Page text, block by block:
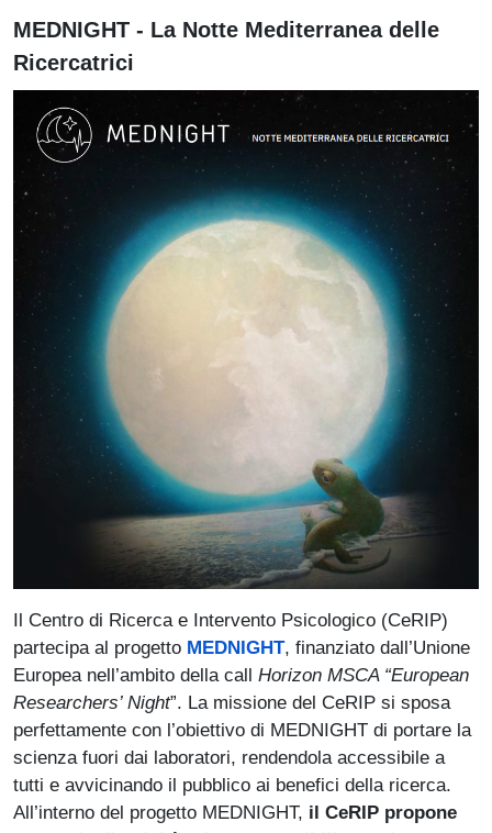
MEDNIGHT - La Notte Mediterranea delle
Ricercatrici
Immagine
Il Centro di Ricerca e Intervento Psicologico (CeRIP)
partecipa al progetto MEDNIGHT, finanziato dall’Unione
Europea nell’ambito della call Horizon MSCA “European
Researchers’ Night”. La missione del CeRIP si sposa
perfettamente con l’obiettivo di MEDNIGHT di portare la
scienza fuori dai laboratori, rendendola accessibile a
tutti e avvicinando il pubblico ai benefici della ricerca.
All’interno del progetto MEDNIGHT, il CeRIP propone